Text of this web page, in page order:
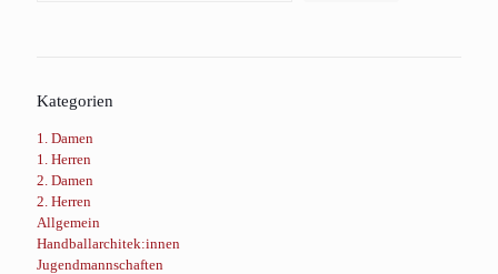
Kategorien
1. Damen
1. Herren
2. Damen
2. Herren
Allgemein
Handballarchitek:innen
Jugendmannschaften